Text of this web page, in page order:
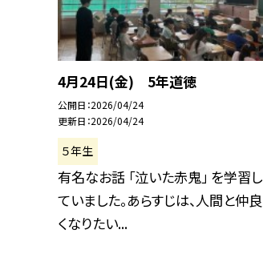
4月24日(金) 5年道徳
公開日 2026/04/24
更新日 2026/04/24
５年生
有名なお話 「泣いた赤鬼」 を学習し
ていました。あらすじは、人間と仲良
くなりたい...